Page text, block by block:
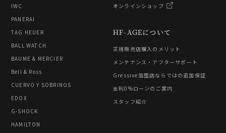
IWC
PANERAI
TAG HEUER
BALL WATCH
BAUME & MERCIER
Bell & Ross
CUERVO Y SOBRINOS
EDOX
G-SHOCK
HAMILTON
HF-AGEについて
正規販売店購入のメリット
メンテナンス・アフターサポート
Gressive加盟店ならではの追加保証
金利0%ローンのご案内
スタッフ紹介
オンラインショップ